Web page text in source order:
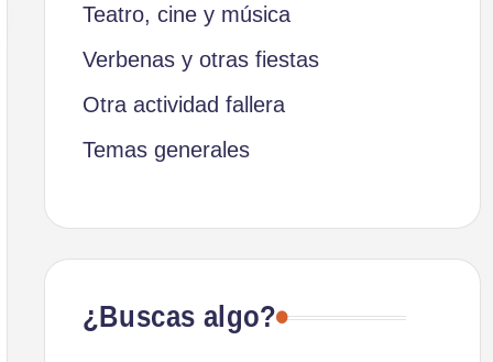
Teatro, cine y música
Verbenas y otras fiestas
Otra actividad fallera
Temas generales
¿Buscas algo?